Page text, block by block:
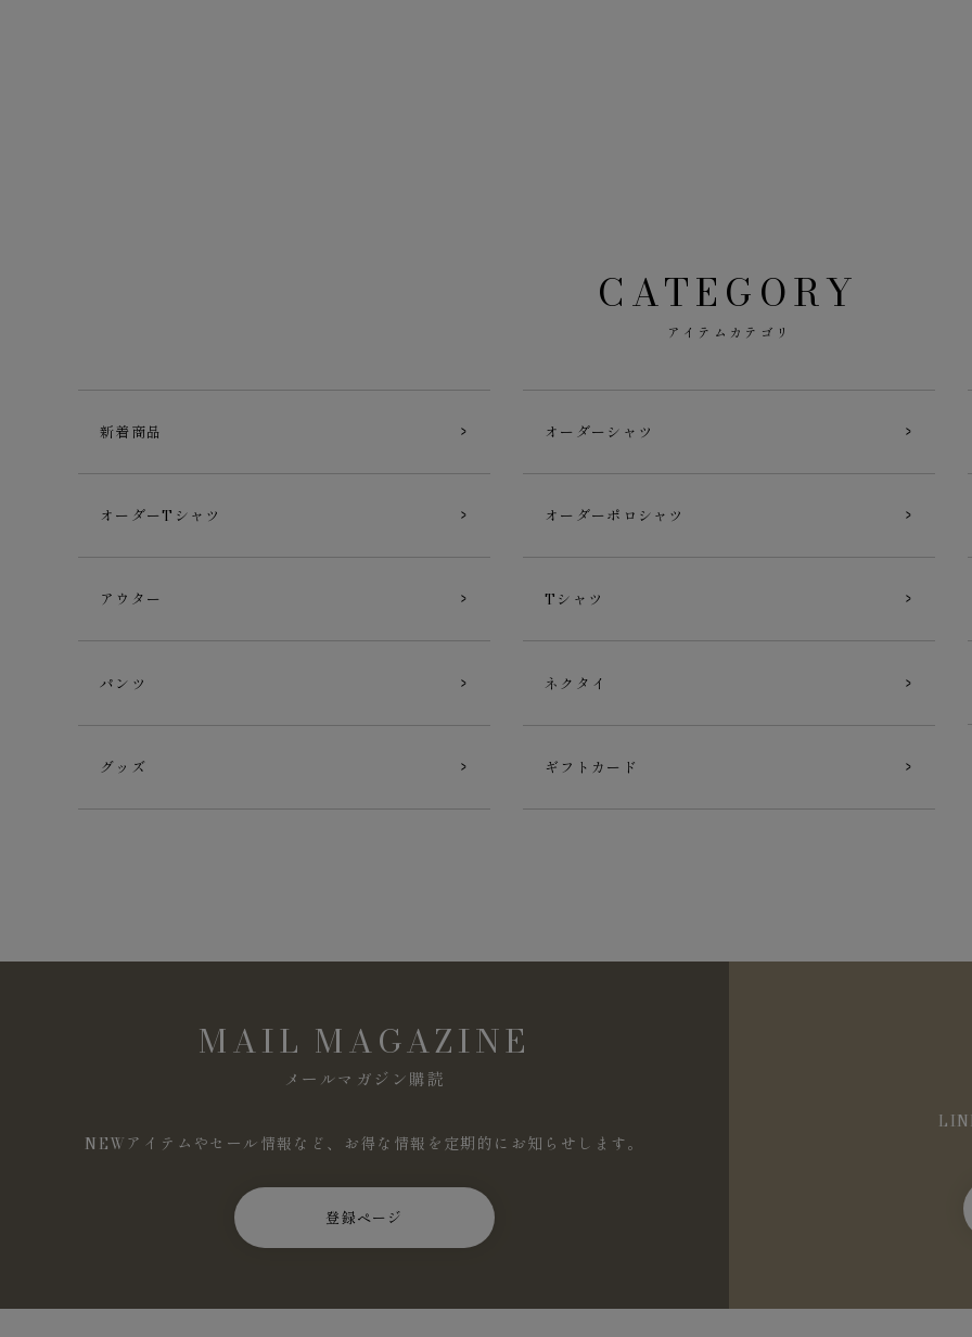
CATEGORY
アイテムカテゴリ
新着商品 オーダーシャツ
オーダーTシャツ オーダーポロシャツ
アウター Tシャツ
パンツ ネクタイ
グッズ ギフトカード
MAIL MAGAZINE
メールマガジン購読
NEWアイテムやセール情報など、お得な情報を定期的にお知らせします。
登録ページ